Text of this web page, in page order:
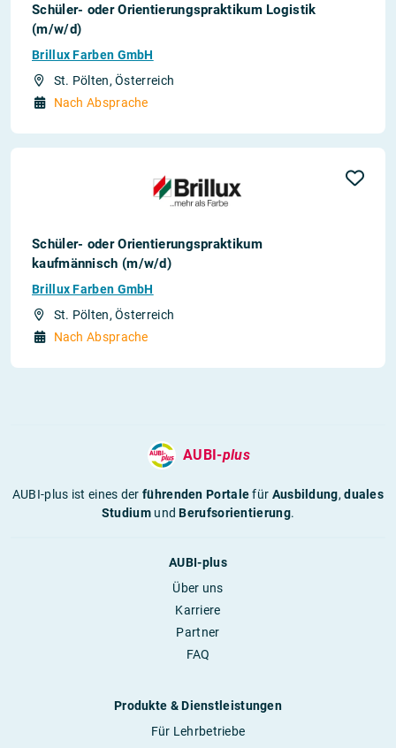
Schüler- oder Orientierungspraktikum Logistik
(m/w/d)
Brillux Farben GmbH
St. Pölten, Österreich
Nach Absprache
Schüler- oder Orientierungspraktikum
kaufmännisch (m/w/d)
Brillux Farben GmbH
St. Pölten, Österreich
Nach Absprache
AUBI-plus
AUBI-plus ist eines derführenden Portalefür Ausbildung,duales
StudiumundBerufsorientierung.
AUBI-plus
Über uns
Karriere
Partner
FAQ
Produkte & Dienstleistungen
Für Lehrbetriebe